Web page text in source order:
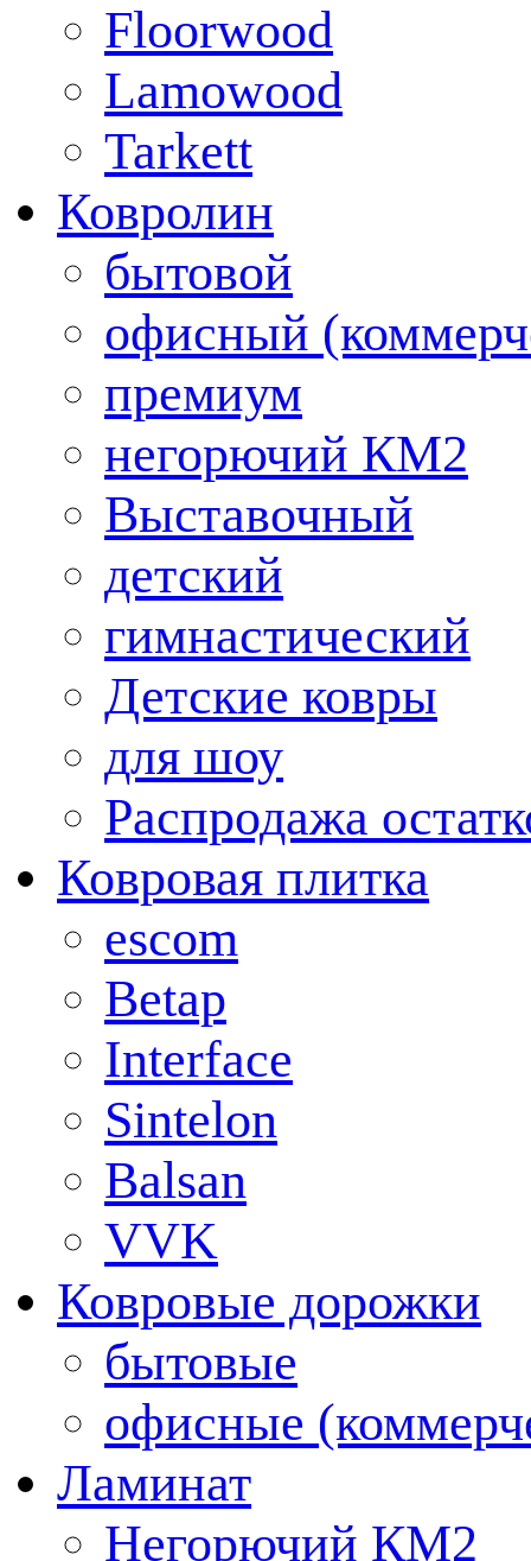
Floorwood
Lamowood
Tarkett
Ковролин
бытовой
офисный
премиум
негорючий КМ2
Выставочный
детский
гимнастический
Детские ковры
для шоу
Распродажа
Ковровая плитка
escom
Betap
Interface
Sintelon
Balsan
VVK
Ковровые дорожки
бытовые
офисные
Ламинат
Негорючий КМ2